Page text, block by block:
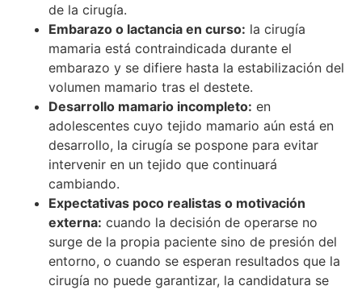
de la cirugía.
Embarazo o lactancia en curso: la cirugía
mamaria está contraindicada durante el
embarazo y se difiere hasta la estabilización del
volumen mamario tras el destete.
Desarrollo mamario incompleto: en
adolescentes cuyo tejido mamario aún está en
desarrollo, la cirugía se pospone para evitar
intervenir en un tejido que continuará
cambiando.
Expectativas poco realistas o motivación
externa: cuando la decisión de operarse no
surge de la propia paciente sino de presión del
entorno, o cuando se esperan resultados que la
cirugía no puede garantizar, la candidatura se